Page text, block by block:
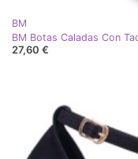
BM
BM Botas Caladas Con
27,60 €